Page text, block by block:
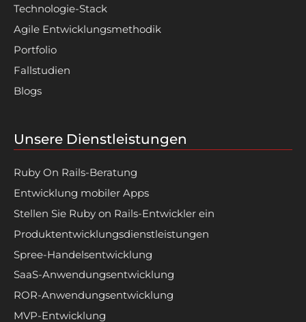
Technologie-Stack
Agile Entwicklungsmethodik
Portfolio
Fallstudien
Blogs
Unsere Dienstleistungen
Ruby On Rails-Beratung
Entwicklung mobiler Apps
Stellen Sie Ruby on Rails-Entwickler ein
Produktentwicklungsdienstleistungen
Spree-Handelsentwicklung
SaaS-Anwendungsentwicklung
ROR-Anwendungsentwicklung
MVP-Entwicklung